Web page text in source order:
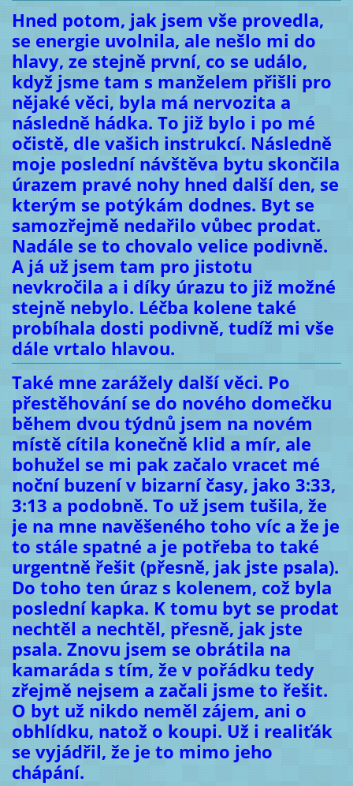
Hned potom, jak jsem vše provedla,
se energie uvolnila, ale nešlo mi do
hlavy, ze stejně první, co se událo,
když jsme tam s manželem přišli pro
nějaké věci, byla má nervozita a
následně hádka. To již bylo i po mé
očistě, dle vašich instrukcí. Následně
moje poslední návštěva bytu skončila
úrazem pravé nohy hned další den, se
kterým se potýkám dodnes. Byt se
samozřejmě nedařilo vůbec prodat.
Nadále se to chovalo velice podivně.
A já už jsem tam pro jistotu
nevkročila a i díky úrazu to již možné
stejně nebylo. Léčba kolene také
probíhala dosti podivně, tudíž mi vše
dále vrtalo hlavou.
Také mne zarážely další věci. Po
přestěhování se do nového domečku
během dvou týdnů jsem na novém
místě cítila konečně klid a mír, ale
bohužel se mi pak začalo vracet mé
noční buzení v bizarní časy, jako 3:33,
3:13 a podobně. To už jsem tušila, že
je na mne navěšeného toho víc a že je
to stále spatné a je potřeba to také
urgentně řešit (přesně, jak jste psala).
Do toho ten úraz s kolenem, což byla
poslední kapka. K tomu byt se prodat
nechtěl a nechtěl, přesně, jak jste
psala. Znovu jsem se obrátila na
kamaráda s tím, že v pořádku tedy
zřejmě nejsem a začali jsme to řešit.
O byt už nikdo neměl zájem, ani o
obhlídku, natož o koupi. Už i realiťák
se vyjádřil, že je to mimo jeho
chápání.